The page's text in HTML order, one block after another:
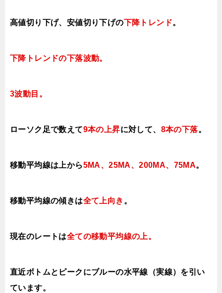
高値切り下げ、安値切り下げの下降トレンド。
下降トレンドの下落波動。
3波動目。
ローソク足で数えて9本の上昇に対して、 8本の下落。
移動平均線は上から5MA、25MA、200MA、75MA。
移動平均線の傾きは全て上向き 。
現在のレートは全ての移動平均線の上。
直近ボトムとピークにブルーの水平線（実線）を引い
ています。